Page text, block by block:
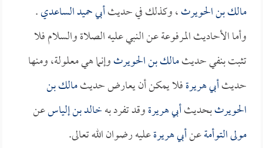
مالك بن الحويرث، وكذلك في حديثأبي حميد الساعدي.
وأما الأحاديث المرفوعة عن النبي عليه الصلاة والسلام فلا
تثبت بنفي حديثمالك بن الحويرثوإنما هي معلولة، ومنها
حديثأبي هريرةفلا يمكن أن يعارض حديثمالك بن
الحويرثبحديثأبي هريرةوقد تفرد بهخالد بن إلياسعن
مولى التوأمةعنأبي هريرةعليه رضوان الله تعالى.